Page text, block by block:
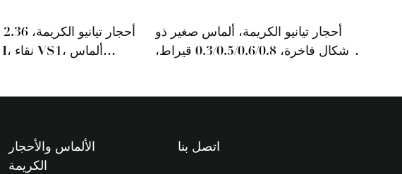
أحجار تيانيو الكريمة، ألماس صغير ذو
أشكال فاخرة، 0.3/0.5/0.6/0.8 قيراط،
الألماس والأحجار
الكريمة
اتصل بنا